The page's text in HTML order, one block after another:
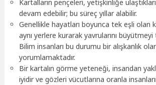
Kartalların pençeleri, yetişkinliğe
devam edebilir; bu süreç yıllar alabilir.
Genellikle hayatları boyunca tek eşli olan
aynı yerlere kurarak yavrularını
Bilim insanları bu durumu bir alışkanlık
yorumlamaktadır.
Bir kartalın görme yeteneği, insandan
iyidir ve gözleri vücutlarına oranla